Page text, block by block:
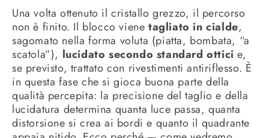
Una volta ottenuto il cristallo grezzo, il percorso
non è finito. Il blocco vienetagliato in cialde,
sagomato nella forma voluta (piatta, bombata, “a
scatola”), lucidato secondo standard ottici e,
se previsto, trattato con rivestimenti antiriflesso. È
in questa fase che si gioca buona parte della
qualità percepita: la precisione del taglio e della
lucidatura determina quanta luce passa, quanta
distorsione si crea ai bordi e quanto il quadrante